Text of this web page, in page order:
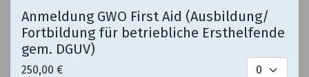
Anmeldung GWO First Aid (Ausbildung/
Fortbildung für betriebliche Ersthelfende
gem. DGUV)
250,00 €